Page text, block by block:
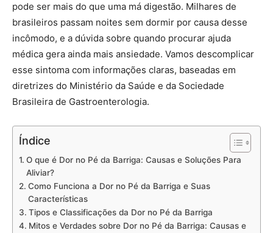
pode ser mais do que uma má digestão. Milhares de
brasileiros passam noites sem dormir por causa desse
incômodo, e a dúvida sobre quando procurar ajuda
médica gera ainda mais ansiedade. Vamos descomplicar
esse sintoma com informações claras, baseadas em
diretrizes do Ministério da Saúde e da Sociedade
Brasileira de Gastroenterologia.
Índice
O que é Dor no Pé da Barriga: Causas e Soluções Para
Aliviar?
Como Funciona a Dor no Pé da Barriga e Suas
Características
Tipos e Classificações da Dor no Pé da Barriga
Mitos e Verdades sobre Dor no Pé da Barriga: Causas e